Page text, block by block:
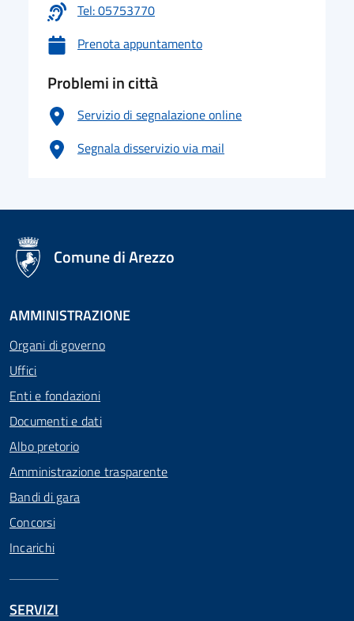
Tel: 05753770
Prenota appuntamento
Problemi in città
Servizio di segnalazione online
Segnala disservizio via mail
logo Unione Europea
Comune di Arezzo
AMMINISTRAZIONE
Organi di governo
Uffici
Enti e fondazioni
Documenti e dati
Albo pretorio
Amministrazione trasparente
Bandi di gara
Concorsi
Incarichi
SERVIZI